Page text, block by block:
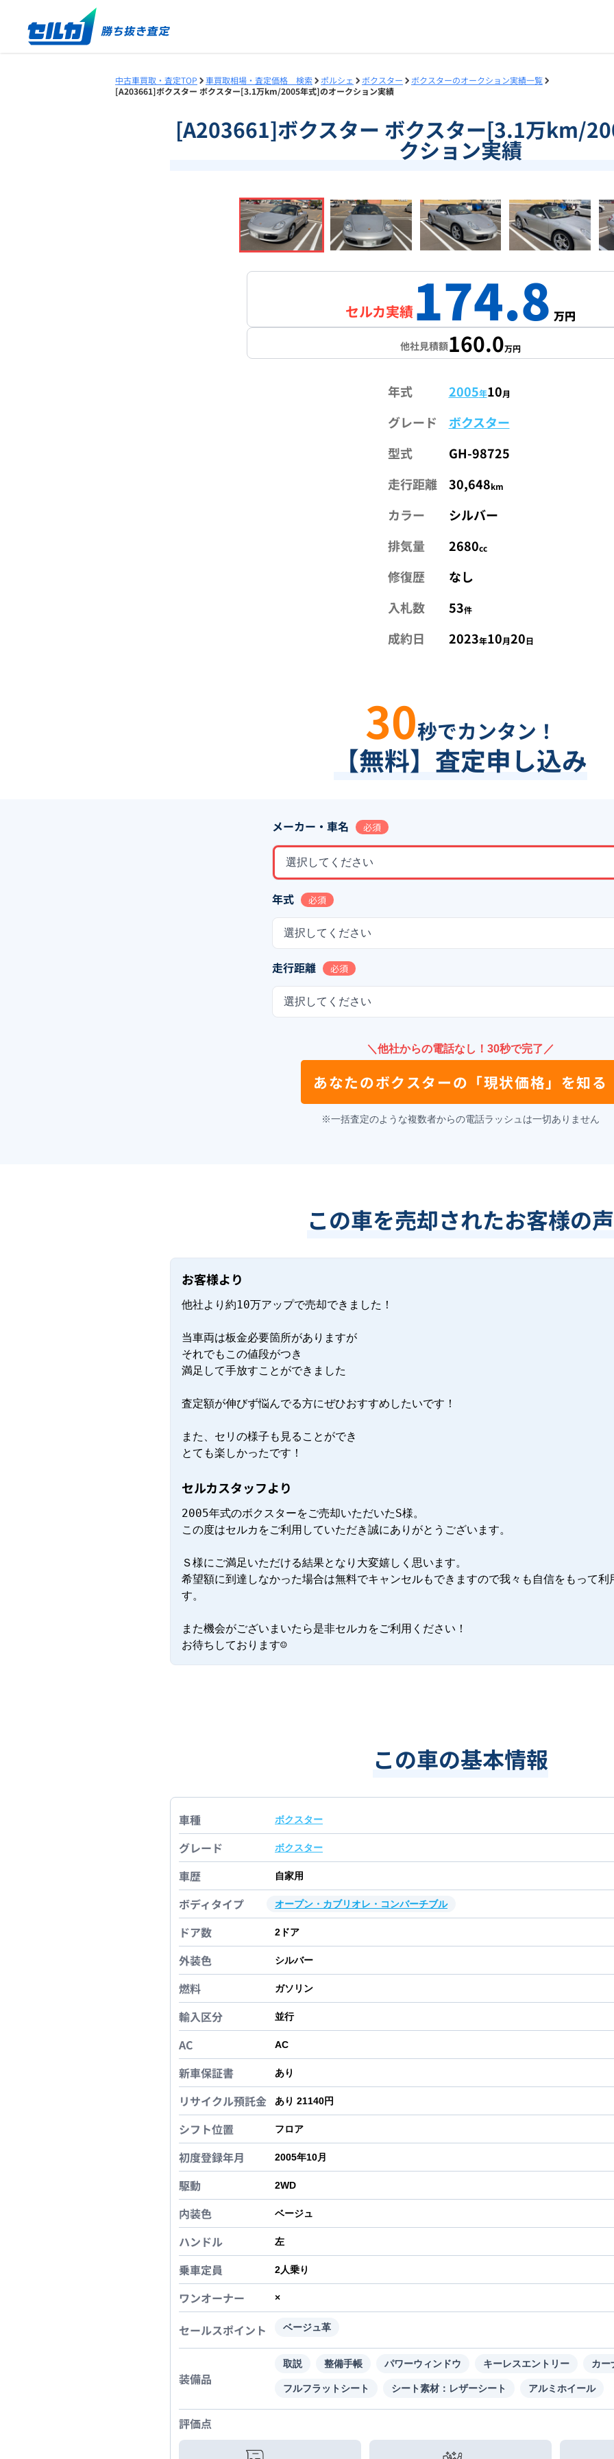
中古車買取・査定TOP 車買取相場・査定価格 検索 ポルシェ ボクスター
ボクスターのオークション実績一覧
[A203661]ボクスター ボクスター[3.1万km/2005年式]のオークション実績
[A203661]ボクスター ボクスター[3.1万km/
クション実績
セルカ実績174.8 万円
他社見積額160.0万円
年式 2005年10月
グレード
ボクスター
型式
GH-98725
走行距離
30,648km
カラー
シルバー
排気量
2680cc
修復歴
なし
入札数
53件
成約日 2023年10月20日
30秒でカンタン！
【無料】査定申し込み
メーカー・車名 必須
選択してください
年式 必須
選択してください
走行距離 必須
選択してください
＼他社からの電話なし！30秒で完了／
あなたのボクスターの 「現状価格」を知る
※一括査定のような複数者からの電話ラッシュは一切ありません
この車を売却されたお客様の声
お客様より
他社より約10万アップで売却できました！
当車両は板金必要箇所がありますが
それでもこの値段がつき
満足して手放すことができました
査定額が伸びず悩んでる方にぜひおすすめしたいです！
また、セリの様子も見ることができ
とても楽しかったです！
セルカスタッフより
2005年式のボクスターをご売却いただいたS様。
この度はセルカをご利用していただき誠にありがとうございます。
Ｓ様にご満足いただける結果となり大変嬉しく思います。
希望額に到達しなかった場合は無料でキャンセルもできますので我々も自信をもって利
す。
また機会がございまいたら是非セルカをご利用ください！
お待ちしております☺
この車の基本情報
車種 ボクスター
グレード ボクスター
車歴 自家用
ボディタイプ オープン・カブリオレ・コンバーチブル
ドア数 2 ドア
外装色 シルバー
燃料 ガソリン
輸入区分 並行
AC AC
新車保証書 あり
リサイクル預託金 あり 21140円
シフト位置 フロア
初度登録年月 2005年10月
駆動 2WD
内装色 ベージュ
ハンドル 左
乗車定員 2人乗り
ワンオーナー ×
セールスポイント ベージュ革
装備品
取説 整備手帳 パワーウィンドウ キーレスエントリー カー
フルフラットシート シート素材：レザーシート アルミホイール
評価点